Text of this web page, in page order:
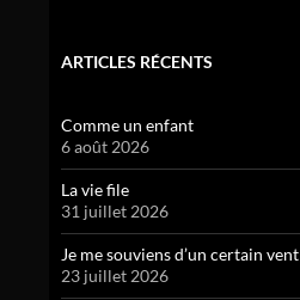
ARTICLES RÉCENTS
Comme un enfant
6 août 2026
La vie file
31 juillet 2026
Je me souviens d’un certain vent
23 juillet 2026